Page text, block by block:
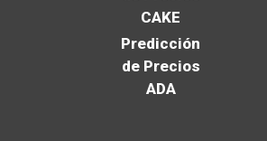
CAKE
Predicción
de Precios
ADA